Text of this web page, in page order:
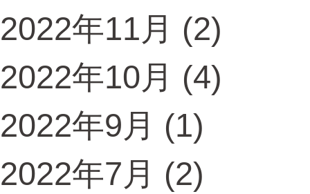
2022年11月 (2)
2022年10月 (4)
2022年9月 (1)
2022年7月 (2)